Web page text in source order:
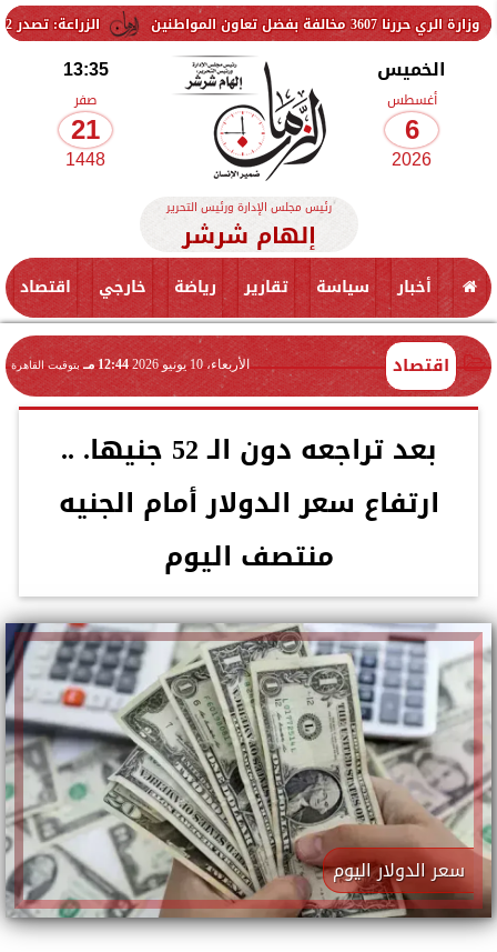
الزراعة: تصدر 712 ترخيص تشغيل جديد لمشروعات الثروة الحيوانية والداجنة.. وتسجيل 832 مخلوط أعلاف
الخميس
أغسطس
6
2026
13:35
صفر
21
1448
رئيس مجلس الإدارة ورئيس التحرير
إلهام شرشر
أخبار سياسة تقارير رياضة خارجي اقتصاد
اقتصاد الأربعاء، 10 يونيو 2026 12:44 مـ بتوقيت القاهرة
بعد تراجعه دون الـ 52 جنيها. ..
ارتفاع سعر الدولار أمام الجنيه
منتصف اليوم
سعر الدولار اليوم